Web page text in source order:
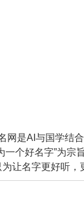
网是AI与国学结
一个好名字”为
让名字更好听，